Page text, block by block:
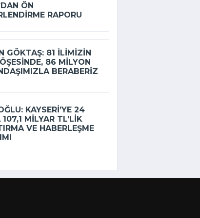
ÖN
RAPORU
GÖKTAŞ: 81 ILIMIZIN
86 MILYON
BERABERIZ
KAYSERI’YE 24
MILYAR TL’LIK
VE HABERLEŞME